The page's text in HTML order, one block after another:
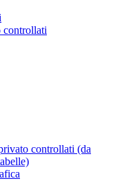
controllati (da